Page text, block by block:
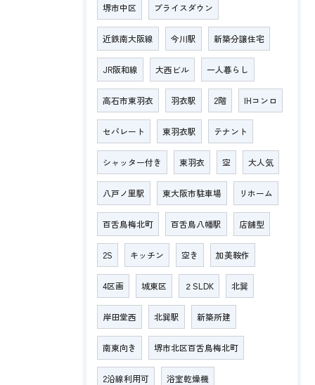
堺市中区 プライスダウン
近鉄南大阪線 今川駅 新築分譲住宅
JR阪和線 大西ビル 一人暮らし
高石市東羽衣 羽衣駅 2階 IHコンロ
セパレート 東羽衣駅 テナント
シャッター付き 東羽衣 空 大人気
八戸ノ里駅 東大阪市駐車場 リホーム
百舌鳥梅北町 百舌鳥八幡駅 店舗型
2S キッチン 空き 加美鞍作
4区画 城東区 ２SLDK 北巽
岸田堂西 北巽駅 新築所建
南東向き 堺市北区百舌鳥梅北町
2沿線利用可 浴室乾燥機